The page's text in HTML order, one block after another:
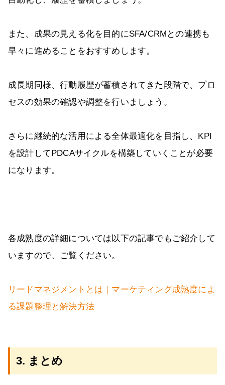
また、成果の見える化を目的にSFA/CRMとの連携も
早々に進めることをおすすめします。
成長期同様、行動履歴が蓄積されてきた段階で、プロ
セスの効果の確認や調整を行いましょう。
さらに継続的な活用による全体最適化を目指し、KPI
を設計してPDCAサイクルを構築していくことが必要
になります。
各成熟度の詳細については以下の記事でもご紹介して
いますので、ご覧ください。
リードマネジメントとは｜マーケティング成熟度によ
る課題整理と解決方法
3. まとめ